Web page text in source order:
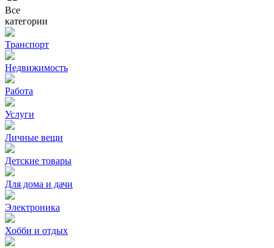
Все
категории
Транспорт
Недвижимость
Работа
Услуги
Личные вещи
Детские товары
Для дома и дачи
Электроника
Хобби и отдых